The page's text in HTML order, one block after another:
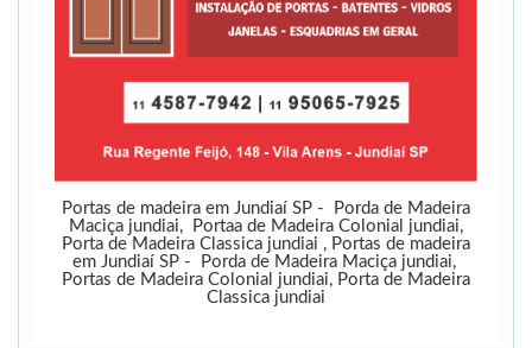
Portas de madeira em Jundiaí­ SP - Porda de Madeira
Maciça jundiai, Portaa de Madeira Colonial jundiai,
Porta de Madeira Classica jundiai , Portas de madeira
em Jundiaí­ SP - Porda de Madeira Maciça jundiai,
Portas de Madeira Colonial jundiai, Porta de Madeira
Classica jundiai